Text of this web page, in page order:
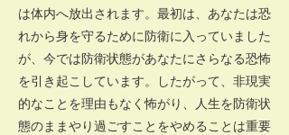
は体内へ放出されます。最初は、あなたは恐
れから身を守るために防衛に入っていました
が、今では防衛状態があなたにさらなる恐怖
を引き起こしています。したがって、非現実
的なことを理由もなく怖がり、人生を防衛状
態のままやり過ごすことをやめることは重要